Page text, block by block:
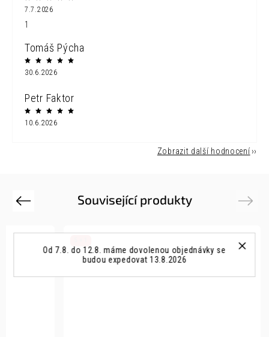
Od 7.8. do 12.8. máme dovolenou objednávky se
budou expedovat 13.8.2026
7.7.2026
1
Tomáš Pýcha
30.6.2026
Petr Faktor
10.6.2026
Zobrazit další hodnocení
Související produkty
Previous Next